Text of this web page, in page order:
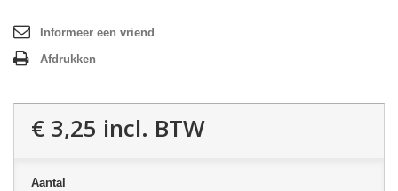
Informeer een vriend
Afdrukken
€ 3,25 incl. BTW
Aantal